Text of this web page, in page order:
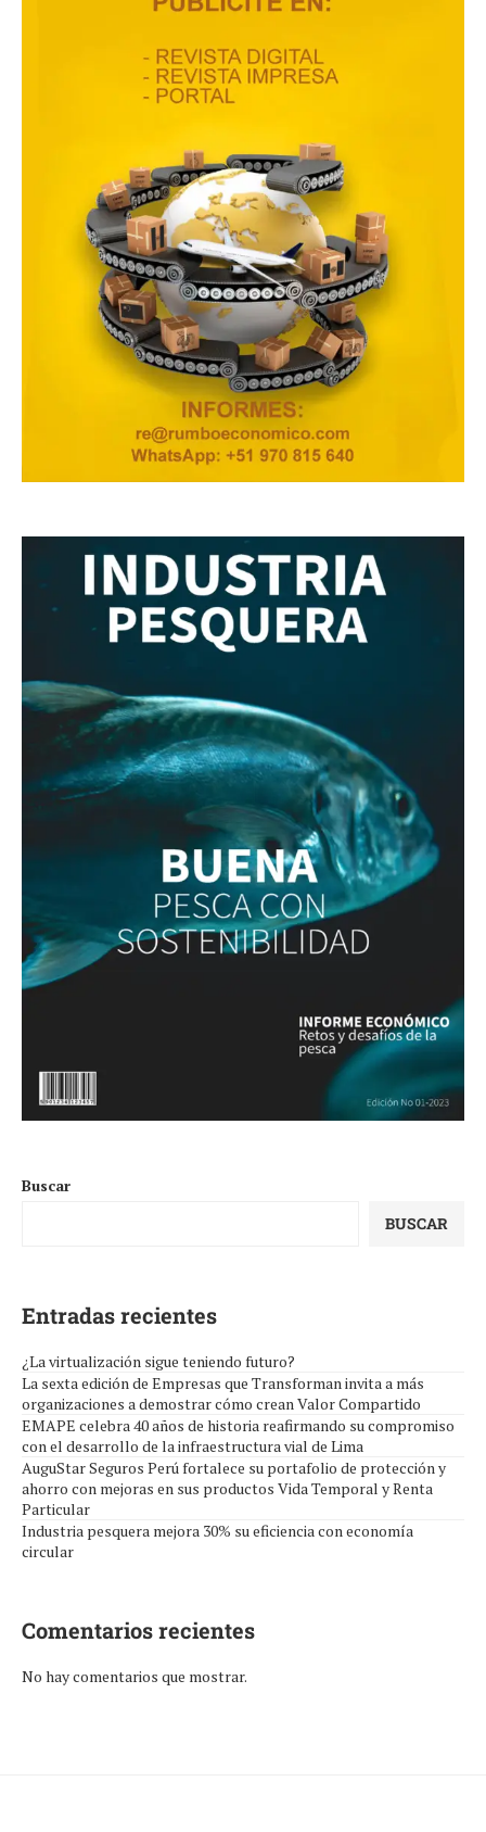
Buscar
BUSCAR
Entradas recientes
¿La virtualización sigue teniendo futuro?
La sexta edición de Empresas que Transforman invita a más
organizaciones a demostrar cómo crean Valor Compartido
EMAPE celebra 40 años de historia reafirmando su compromiso
con el desarrollo de la infraestructura vial de Lima
AuguStar Seguros Perú fortalece su portafolio de protección y
ahorro con mejoras en sus productos Vida Temporal y Renta
Particular
Industria pesquera mejora 30% su eficiencia con economía
circular
Comentarios recientes
No hay comentarios que mostrar.